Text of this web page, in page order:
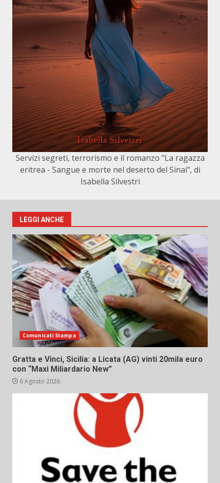
Servizi segreti, terrorismo e il romanzo "La ragazza
eritrea - Sangue e morte nel deserto del Sinai", di
Isabella Silvestri
LEGGI ANCHE
Comunicati Stampa
Gratta e Vinci, Sicilia: a Licata (AG) vinti 20mila euro
con “Maxi Miliardario New”
6 Agosto 2026